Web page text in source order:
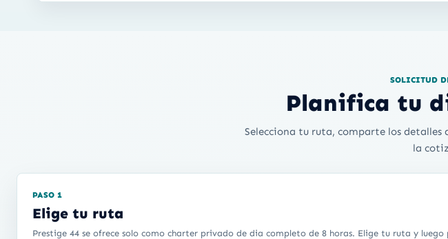
SOLICITUD
Planifica tu
Selecciona tu ruta, comparte los detalles
la
PASO 1
Elige tu ruta
Prestige 44 se ofrece solo como charter privado de dia completo de 8 horas. Elige tu ruta y luego